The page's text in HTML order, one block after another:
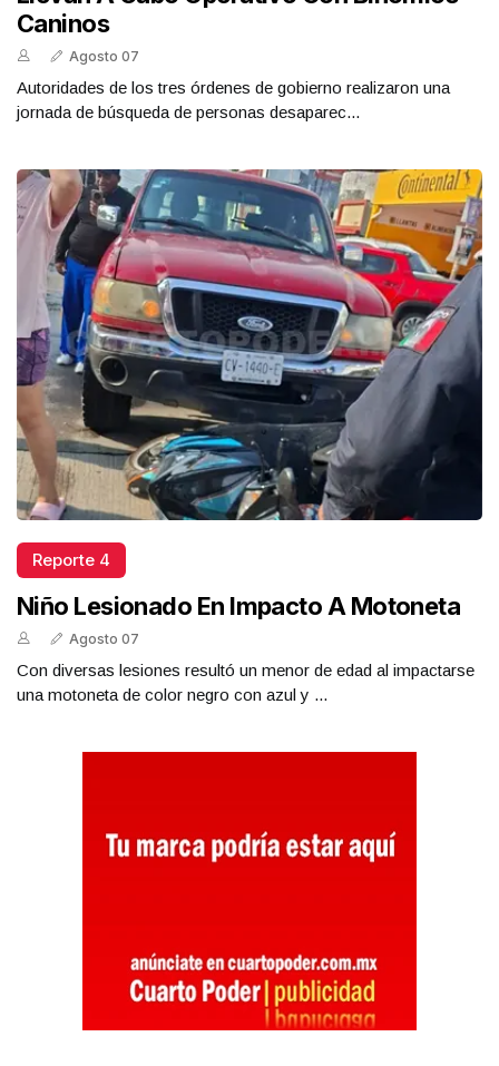
Caninos
Agosto 07
Autoridades de los tres órdenes de gobierno realizaron una
jornada de búsqueda de personas desaparec...
Reporte 4
Niño Lesionado En Impacto A Motoneta
Agosto 07
Con diversas lesiones resultó un menor de edad al impactarse
una motoneta de color negro con azul y ...